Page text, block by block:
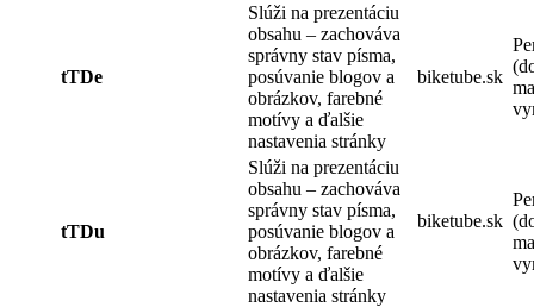
tTDe
Slúži na prezentáciu
obsahu – zachováva
správny stav písma,
posúvanie blogov a
obrázkov, farebné
motívy a ďalšie
nastavenia stránky
biketube.sk
tTDu
Slúži na prezentáciu
obsahu – zachováva
správny stav písma,
posúvanie blogov a
obrázkov, farebné
motívy a ďalšie
nastavenia stránky
biketube.sk